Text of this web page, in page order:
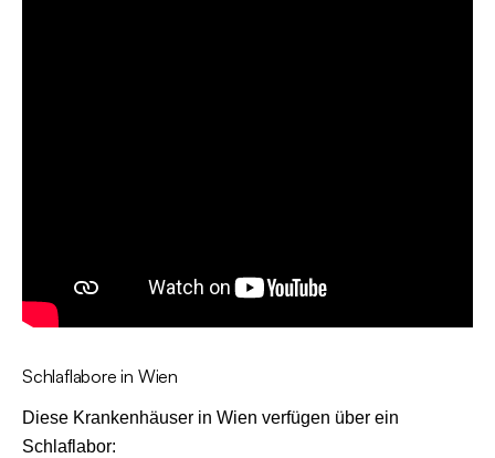
Schlaflabore in Wien
Diese Krankenhäuser in Wien verfügen über ein
Schlaflabor: